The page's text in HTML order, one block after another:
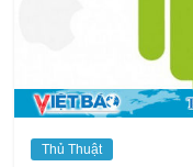
Thủ Thuật